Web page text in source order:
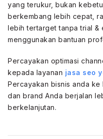
yang terukur, bukan
berkembang lebih cepat,
lebih tertarget tanpa trial &
menggunakan bantuan
Percayakan optimasi
kepada layanan jasa seo
Percayakan bisnis anda ke
dan brand Anda berjalan
berkelanjutan.